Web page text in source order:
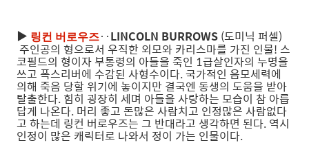
▶ 링컨 버로우즈‥LINCOLN BURROWS (도미닉 퍼셀)
주인공의 형으로서 우직한 외모와 카리스마를 가진 인물! 스
코필드의 형이자 부통령의 아들을 죽인 1급살인자의 누명을
쓰고 폭스리버에 수감된 사형수이다. 국가적인 음모세력에
의해 죽음 당할 위기에 놓이지만 결국엔 동생의 도움을 받아
탈출한다. 힘히 굉장히 세며 아들을 사랑하는 모습이 참 아릅
답게 나온다. 머리 좋고 돈많은 사람치고 인정많은 사람없다
고 하는데 링컨 버로우즈는 그 반대라고 생각하면 된다. 역시
인정이 많은 캐릭터로 나와서 정이 가는 인물이다.